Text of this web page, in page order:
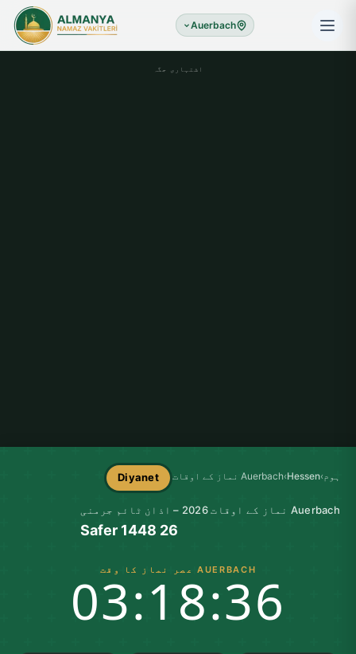
Auerbach
اشتہاری جگہ
ہوم›
Hessen
›Auerbach نماز کے اوقات Diyanet
Auerbach نماز کے اوقات 2026 – اذان ٹائم جرمنی
26 Safer 1448
AUERBACH عصر نماز کا وقت
03:18:35